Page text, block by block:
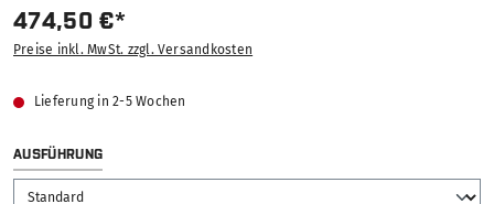
474,50 €*
Preise inkl. MwSt. zzgl. Versandkosten
Lieferung in 2-5 Wochen
AUSFÜHRUNGAUSWÄHLEN